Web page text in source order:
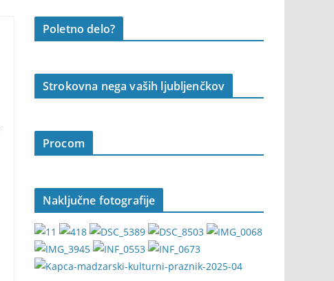
Poletno delo?
Strokovna nega vaših ljubljenčkov
Procom
Naključne fotografije